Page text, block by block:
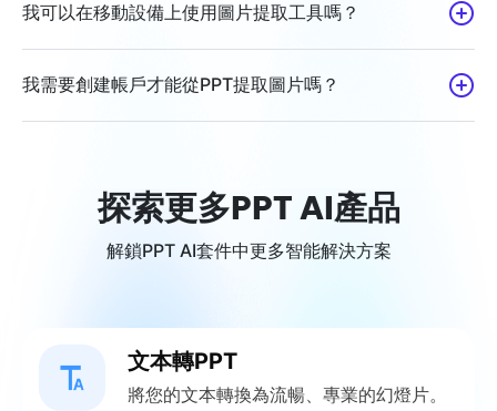
我可以在移動設備上使用圖片提取工具嗎？
我需要創建帳戶才能從PPT提取圖片嗎？
探索更多PPT AI產品
解鎖PPT AI套件中更多智能解決方案
文本轉PPT
將您的文本轉換為流暢、專業的幻燈片。